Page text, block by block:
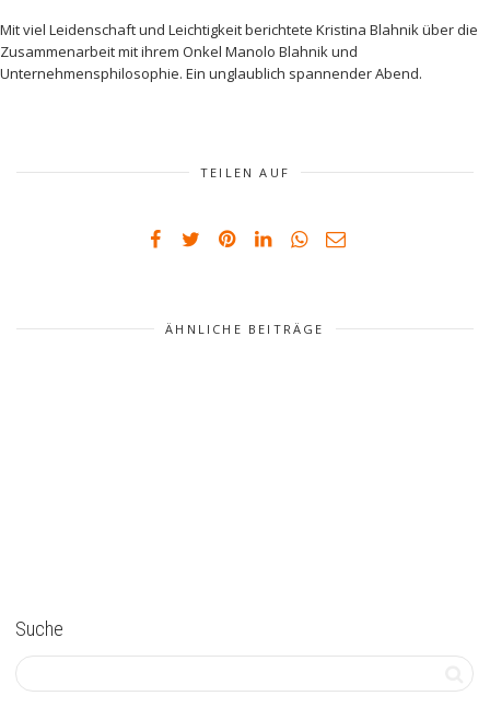
Mit viel Leidenschaft und Leichtigkeit berichtete Kristina Blahnik über die
Zusammenarbeit mit ihrem Onkel Manolo Blahnik und
Unternehmensphilosophie. Ein unglaublich spannender Abend.
TEILEN AUF
ÄHNLICHE BEITRÄGE
Suche